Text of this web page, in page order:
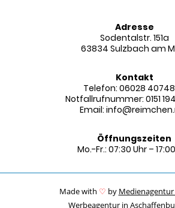
Adresse
Sodentalstr. 151a
63834 Sulzbach am
Kontakt
Telefon: 06028
Notfallrufnummer: 0151
Email:
Öffnungszeiten
Mo.-Fr.: 07:30 Uhr –
Made with ♡ by
Werbeagentur in